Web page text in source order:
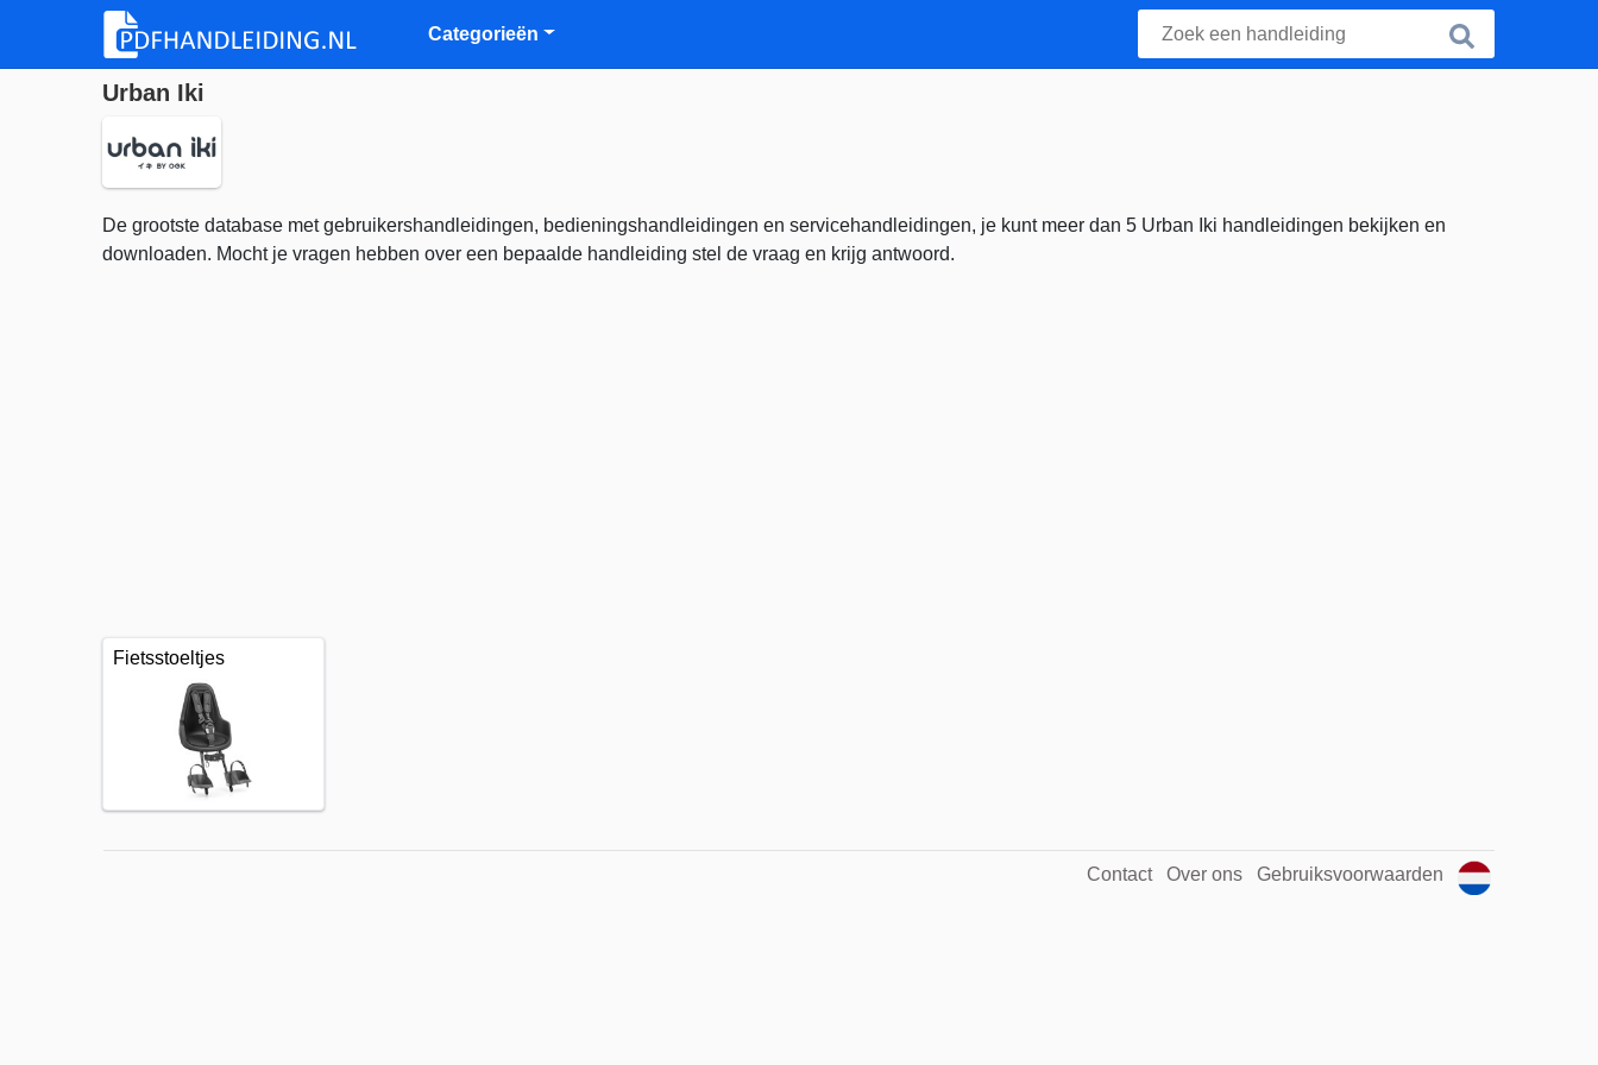
Categorieën
Urban Iki
De grootste database met gebruikershandleidingen, bedieningshandleidingen en servicehandleidingen, je kunt meer dan 5 Urban Iki handleidingen bekijken en
downloaden. Mocht je vragen hebben over een bepaalde handleiding stel de vraag en krijg antwoord.
Fietsstoeltjes
Contact Over ons Gebruiksvoorwaarden